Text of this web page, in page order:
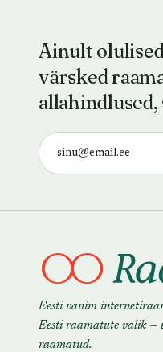
Ainult
värsked
allahindlused,
Eesti vanim
Eesti raamatute valik —
raamatud.